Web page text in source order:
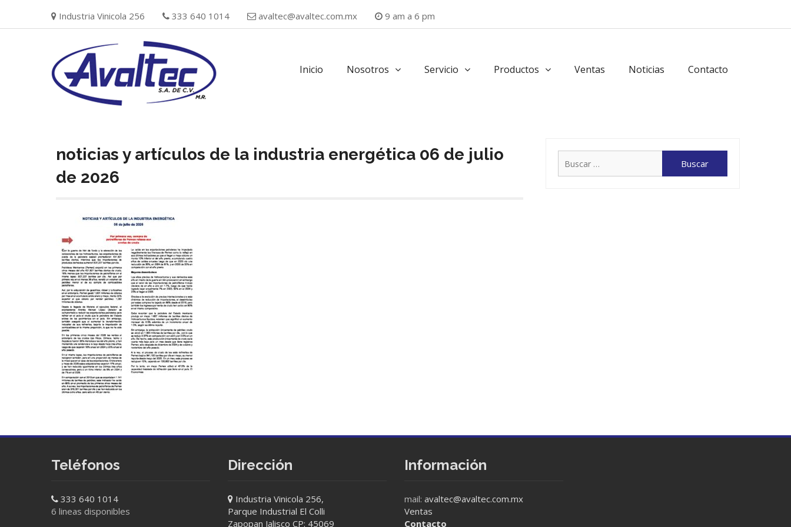
content
Industria Vinicola 256 333 640 1014 avaltec@avaltec.com.mx 9 am a 6 pm
Inicio Nosotros Servicio Productos Ventas Noticias Contacto
noticias y artículos de la industria energética 06 de julio
de 2026
Teléfonos
333 640 1014
6 lineas disponibles
Dirección
Industria Vinicola 256,
Parque Industrial El Colli
Zapopan Jalisco CP: 45069
Información
mail: avaltec@avaltec.com.mx
Ventas
Contacto